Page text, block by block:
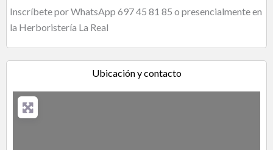
Inscríbete por WhatsApp 697 45 81 85 o presencialmente en
la Herboristería La Real
Ubicación y contacto